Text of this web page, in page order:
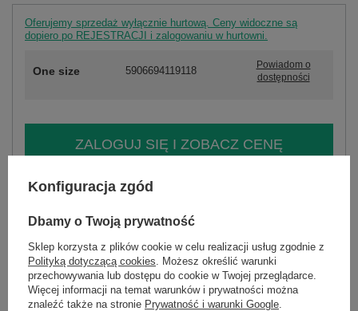
Oferujemy sprzedaż wyłącznie hurtową. Ceny widoczne są
dopiero po REJESTRACJI i zalogowaniu w hurtowni.
One size 5906694119118
Powiadom o
dostępności
ZALOGUJ SIĘ I ZOBACZ CENĘ
Masz pytanie? Chętnie pomożemy.
skład materiału : 100% wiskoza
sposób prania : pranie w pralce w 30°C
Kod produktu
IR-SK-LD2571-1.00
Konfiguracja zgód
Dbamy o Twoją prywatność
Sklep korzysta z plików cookie w celu realizacji usług zgodnie z
Polityką dotyczącą cookies . Możesz określić warunki
przechowywania lub dostępu do cookie w Twojej przeglądarce.
Więcej informacji na temat warunków i prywatności można
znaleźć także na stronie Prywatność i warunki Google